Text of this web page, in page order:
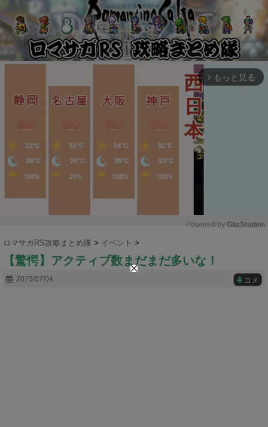
arrow_forward_ios もっと見る
Powered by GliaStudios
ロマサガRS攻略まとめ隊 > イベント >
【驚愕】アクティブ数まだまだ多いな！
2025/07/04 4 コメ